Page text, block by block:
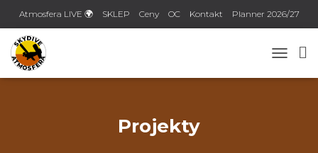
Atmosfera LIVE 🌍 SKLEP Ceny OC Kontakt Planner 2026/27
Projekty